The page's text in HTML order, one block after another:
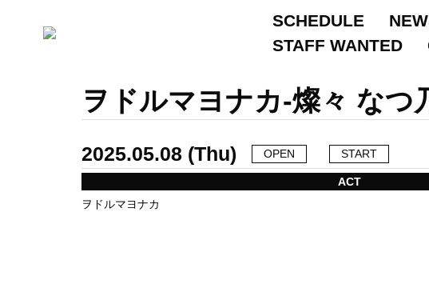
SCHEDULE
STAFF WANTED
ヲドルマヨナカ-燦々 なつ
2025.05.08 (Thu) OPEN START
ACT
ヲドルマヨナカ